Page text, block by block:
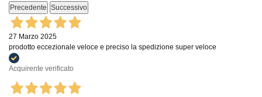
Precedente Successivo
27 Marzo 2025
prodotto eccezionale veloce e preciso la spedizione super veloce
Acquirente verificato